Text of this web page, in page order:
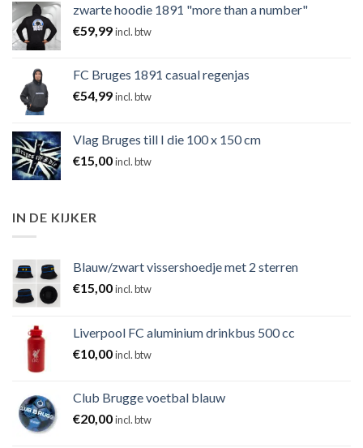
zwarte hoodie 1891 "more than a number"
€59,99incl. btw
FC Bruges 1891 casual regenjas
€54,99incl. btw
Vlag Bruges till I die 100 x 150 cm
€15,00incl. btw
IN DE KIJKER
Blauw/zwart vissershoedje met 2 sterren
€15,00incl. btw
Liverpool FC aluminium drinkbus 500 cc
€10,00incl. btw
Club Brugge voetbal blauw
€20,00incl. btw